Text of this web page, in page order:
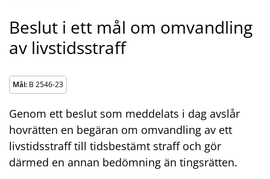
Beslut i ett mål om omvandling
av livstidsstraff
Mål: B 2546-23
Genom ett beslut som meddelats i dag avslår
hovrätten en begäran om omvandling av ett
livstidsstraff till tidsbestämt straff och gör
därmed en annan bedömning än tingsrätten.